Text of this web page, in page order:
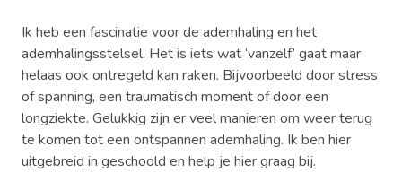
Ik heb een fascinatie voor de ademhaling en het
ademhalingsstelsel. Het is iets wat ‘vanzelf’ gaat maar
helaas ook ontregeld kan raken. Bijvoorbeeld door stress
of spanning, een traumatisch moment of door een
longziekte. Gelukkig zijn er veel manieren om weer terug
te komen tot een ontspannen ademhaling. Ik ben hier
uitgebreid in geschoold en help je hier graag bij.